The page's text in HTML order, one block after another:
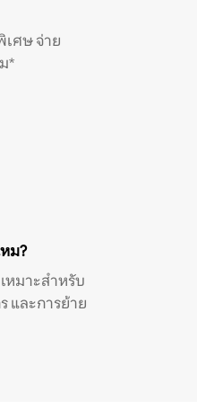
ศษ จ่าย
*
ม?
หมาะสำหรับ
และการย้าย